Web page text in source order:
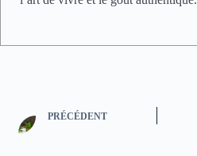
PRÉCÉDENT